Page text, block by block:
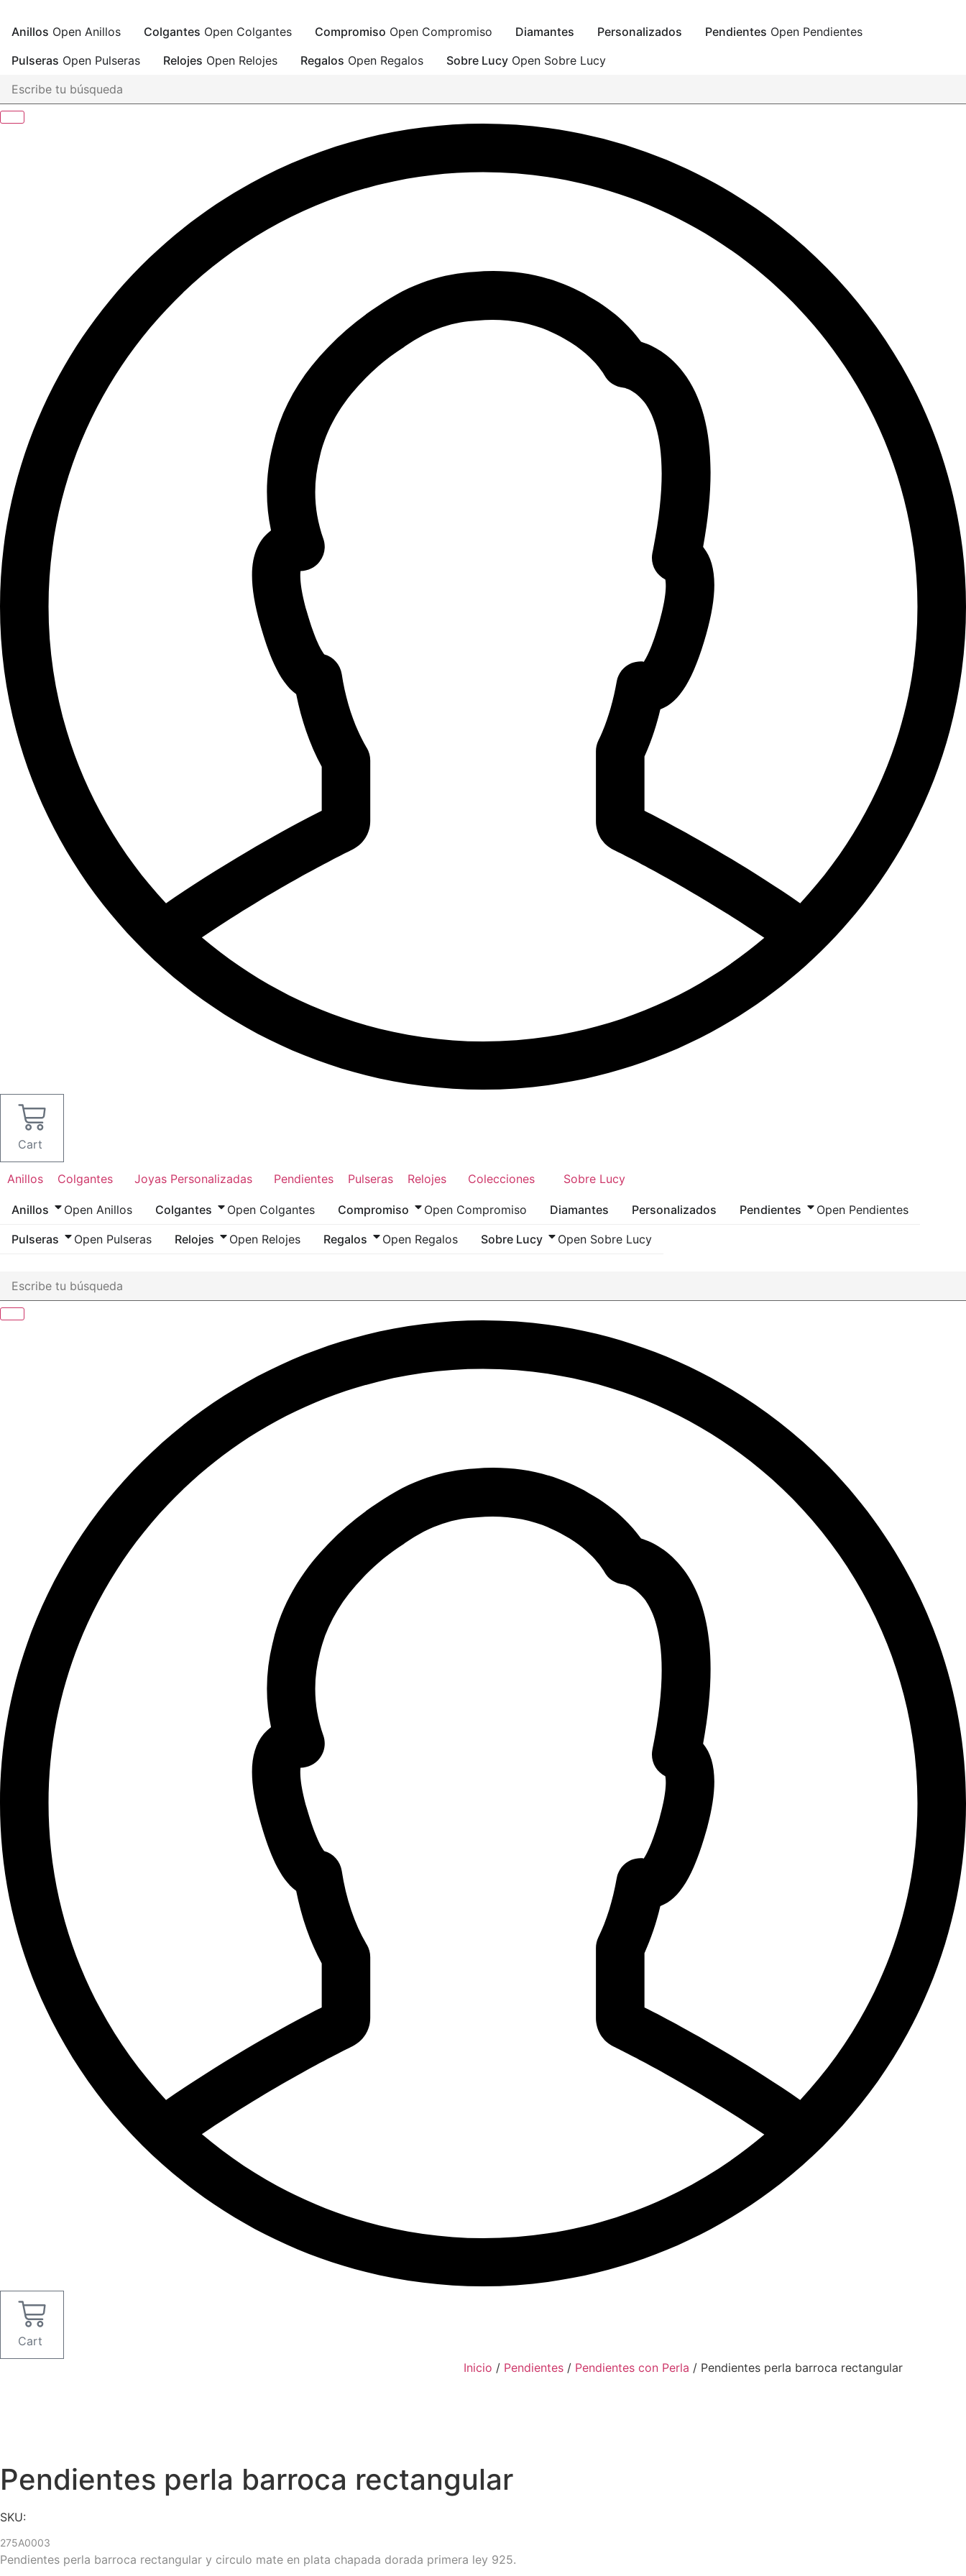
Anillos Open Anillos Colgantes Open Colgantes Compromiso Open Compromiso Diamantes Personalizados Pendientes Open Pendientes
Pulseras Open Pulseras Relojes Open Relojes Regalos Open Regalos Sobre Lucy Open Sobre Lucy
Cart
Anillos Colgantes Joyas Personalizadas Pendientes Pulseras Relojes Colecciones Sobre Lucy
Anillos Open Anillos Colgantes Open Colgantes Compromiso Open Compromiso Diamantes Personalizados Pendientes Open Pendientes
Pulseras Open Pulseras Relojes Open Relojes Regalos Open Regalos Sobre Lucy Open Sobre Lucy
Cart
Inicio / Pendientes / Pendientes con Perla / Pendientes perla barroca rectangular
Pendientes perla barroca rectangular
SKU:
275A0003
Pendientes perla barroca rectangular y circulo mate en plata chapada dorada primera ley 925.